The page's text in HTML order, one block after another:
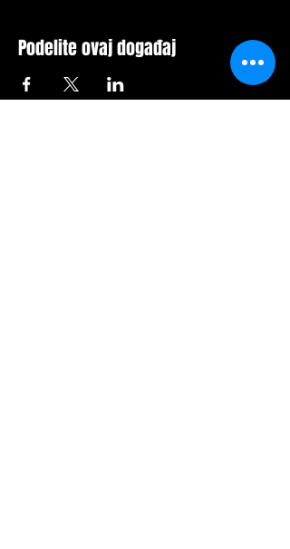
Podelite ovaj događaj